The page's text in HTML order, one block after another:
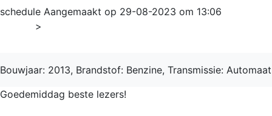
schedule Aangemaakt op 29-08-2023 om 13:06
>
Bouwjaar: 2013, Brandstof: Benzine, Transmissie: Automaat
Goedemiddag beste lezers!